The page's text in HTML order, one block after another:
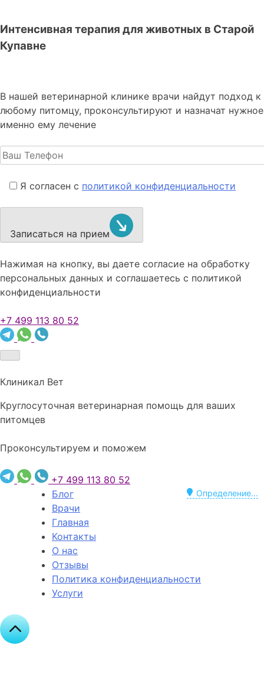
Интенсивная терапия для животных в Старой
Купавне
В нашей ветеринарной клинике врачи найдут подход к
любому питомцу, проконсультируют и назначат нужное
именно ему лечение
Я согласен с политикой конфиденциальности
Записаться на прием
Нажимая на кнопку, вы даете согласие на обработку
персональных данных и соглашаетесь c политикой
конфиденциальности
+7 499 113 80 52
Клиникал Вет
Круглосуточная ветеринарная помощь для ваших
питомцев
Проконсультируем и поможем
+7 499 113 80 52
Определение...
Блог
Врачи
Главная
Контакты
О нас
Отзывы
Политика конфиденциальности
Услуги